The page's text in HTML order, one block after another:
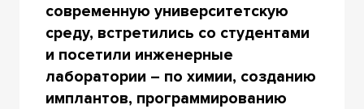
современную университетскую
среду, встретились со студентами
и посетили инженерные
лаборатории – по химии, созданию
имплантов, программированию